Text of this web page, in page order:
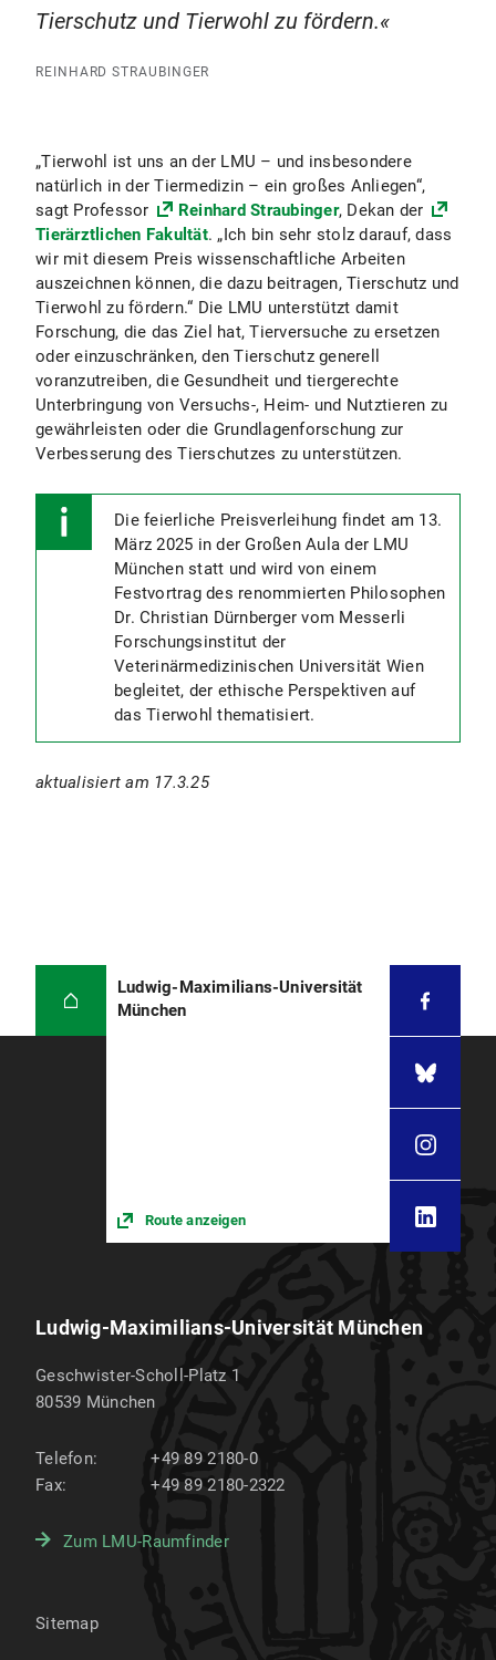
Tierschutz und Tierwohl zu fördern.
REINHARD STRAUBINGER
„Tierwohl ist uns an der LMU – und insbesondere
natürlich in der Tiermedizin – ein großes Anliegen“,
sagt Professor
Reinhard Straubinger, Dekan der
Tierärztlichen Fakultät. „Ich bin sehr stolz darauf, dass
wir mit diesem Preis wissenschaftliche Arbeiten
auszeichnen können, die dazu beitragen, Tierschutz und
Tierwohl zu fördern.“ Die LMU unterstützt damit
Forschung, die das Ziel hat, Tierversuche zu ersetzen
oder einzuschränken, den Tierschutz generell
voranzutreiben, die Gesundheit und tiergerechte
Unterbringung von Versuchs-, Heim- und Nutztieren zu
gewährleisten oder die Grundlagenforschung zur
Verbesserung des Tierschutzes zu unterstützen.
Die feierliche Preisverleihung findet am 13.
März 2025 in der Großen Aula der LMU
München statt und wird von einem
Festvortrag des renommierten Philosophen
Dr. Christian Dürnberger vom Messerli
Forschungsinstitut der
Veterinärmedizinischen Universität Wien
begleitet, der ethische Perspektiven auf
das Tierwohl thematisiert.
aktualisiert am 17.3.25
Ludwig-Maximilians-Universität
München
Route anzeigen
Ludwig-Maximilians-Universität München
Geschwister-Scholl-Platz 1
80539 München
Telefon:
+49 89 2180-0
Fax:
+49 89 2180-2322
Zum LMU-Raumfinder
Sitemap